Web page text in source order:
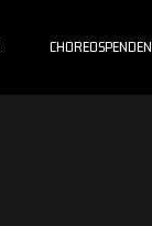
CHOREOSPENDEN